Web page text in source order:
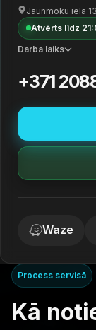
Jaunmoku iela
Atvērts līdz
Darba laiks
+371
Waze
Process servisā
Kā